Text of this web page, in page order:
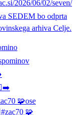
🧩ose